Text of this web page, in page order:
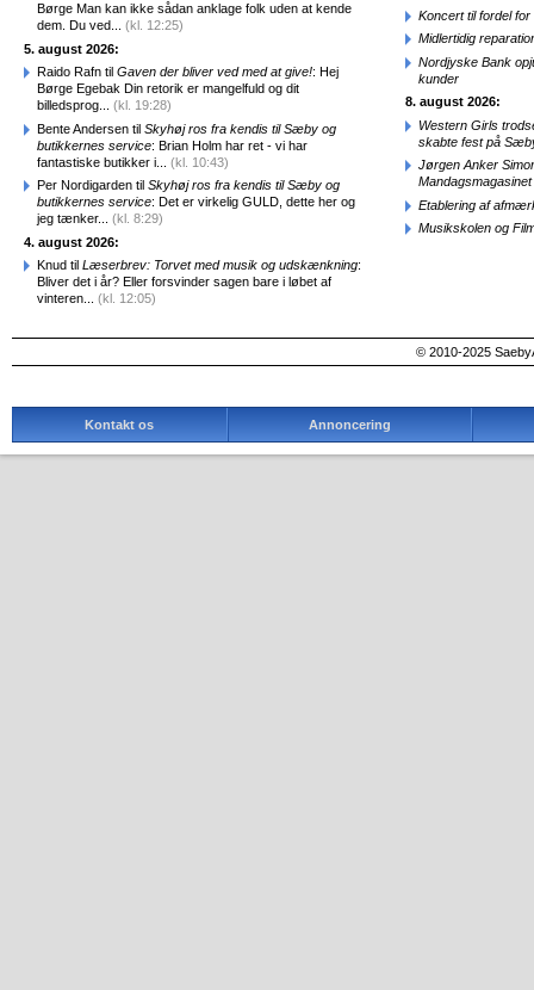
Børge Man kan ikke sådan anklage folk uden at kende
dem. Du ved... (kl. 12:25)
5. august 2026:
Raido Rafn til Gaven der bliver ved med at give!: Hej
Børge Egebak Din retorik er mangelfuld og dit
billedsprog... (kl. 19:28)
Bente Andersen til Skyhøj ros fra kendis til Sæby og
butikkernes service: Brian Holm har ret - vi har
fantastiske butikker i... (kl. 10:43)
Per Nordigarden til Skyhøj ros fra kendis til Sæby og
butikkernes service: Det er virkelig GULD, dette her og
jeg tænker... (kl. 8:29)
4. august 2026:
Knud til Læserbrev: Torvet med musik og udskænkning:
Bliver det i år? Eller forsvinder sagen bare i løbet af
vinteren... (kl. 12:05)
Koncert til fordel
Midlertidig
Nordjyske Bank
kunder
8. august 2026:
Western Girls
skabte fest på
Jørgen Anker
Mandagsmagasinet
Etablering af
Musikskolen og
© 2010-2025
Kontakt os Annoncering